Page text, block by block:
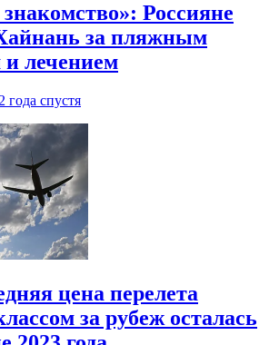
Россияне
за пляжным
лечением
2 года спустя
цена перелета
за рубеж осталась